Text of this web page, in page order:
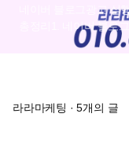
네이버 블로그광고 실
총정리1. 네이버 블로
라라마케팅 ·5개의 글